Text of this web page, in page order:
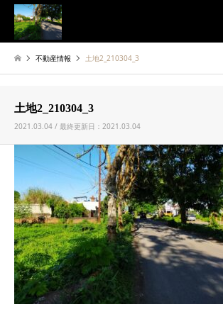
不動産情報 土地2_210304_3
土地2_210304_3
2021.03.04 / 最終更新日：2021.03.04